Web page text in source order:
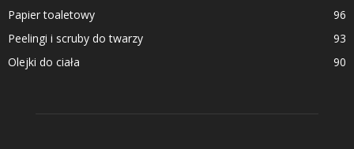
Papier toaletowy
96
Peelingi i scruby do twarzy
93
Olejki do ciała
90